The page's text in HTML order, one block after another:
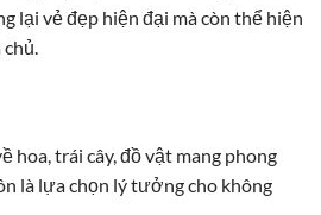
lại vẻ đẹp hiện đại mà còn thể hiện
hoa, trái cây, đồ vật mang phong
là lựa chọn lý tưởng cho không